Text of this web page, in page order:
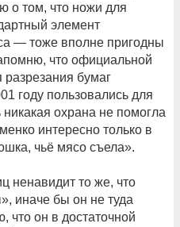
о том, что ножи для
элемент
— тоже вполне пригодны
что официальной
бумаг
году пользовались для
охрана не помогла
интересно только в
чьё мясо съела».
ненавидит то же, что
иначе бы он не туда
он в достаточной